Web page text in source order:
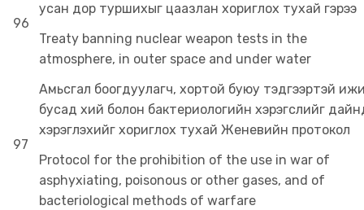
96
усан дор туршихыг цаазлан хориглох тухай гэрээ
Treaty banning nuclear weapon tests in the
atmosphere, in outer space and under water
97
Амьсгал боогдуулагч, хортой буюу тэдгээртэй
бусад хий болон бактериологийн хэрэгслийг
хэрэглэхийг хориглох тухай Женевийн протокол
Protocol for the prohibition of the use in war of
asphyxiating, poisonous or other gases, and of
bacteriological methods of warfare